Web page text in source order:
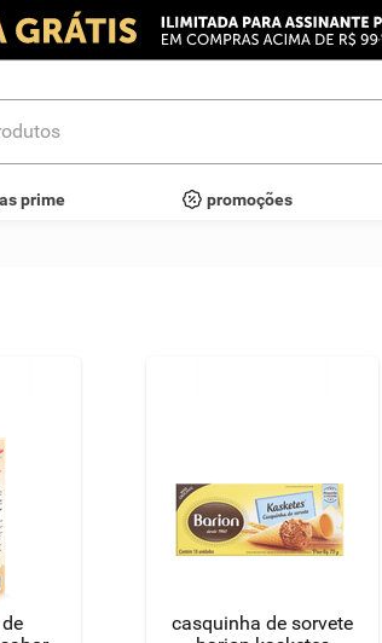
prime promoções
casquinha de sorvete